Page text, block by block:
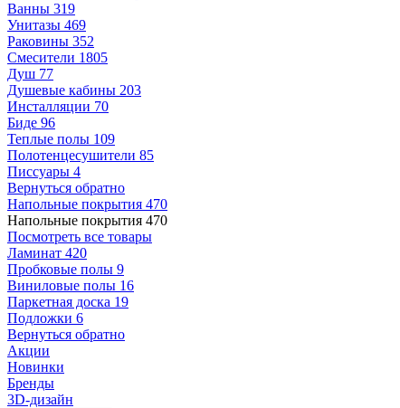
Ванны 319
Унитазы 469
Раковины 352
Смесители 1805
Душ 77
Душевые кабины 203
Инсталляции 70
Биде 96
Теплые полы 109
Полотенцесушители 85
Писсуары 4
Вернуться обратно
Напольные покрытия 470
Напольные покрытия 470
Посмотреть все товары
Ламинат 420
Пробковые полы 9
Виниловые полы 16
Паркетная доска 19
Подложки 6
Вернуться обратно
Акции
Новинки
Бренды
3D-дизайн